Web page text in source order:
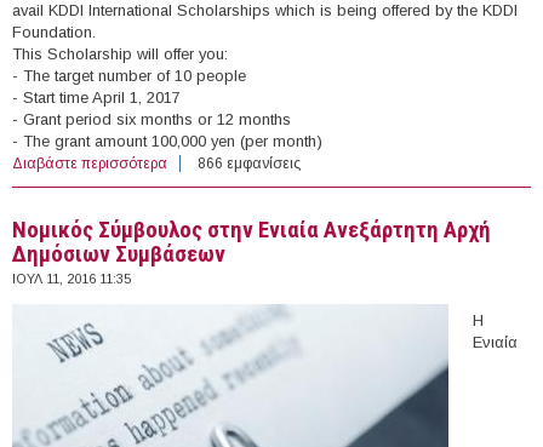
avail KDDI International Scholarships which is being offered by the KDDI
Foundation.
This Scholarship will offer you:
- The target number of 10 people
- Start time April 1, 2017
- Grant period six months or 12 months
- The grant amount 100,000 yen (per month)
Διαβάστε περισσότερα για KDDI International Master & PhD Scholarships for
Study in Universities of Japan, Japan (2016-2017)
866 εμφανίσεις
Nομικός Σύμβουλος στην Ενιαία Ανεξάρτητη Αρχή
Δημόσιων Συμβάσεων
ΙΟΥΛ 11, 2016 11:35
Η
Ενιαία